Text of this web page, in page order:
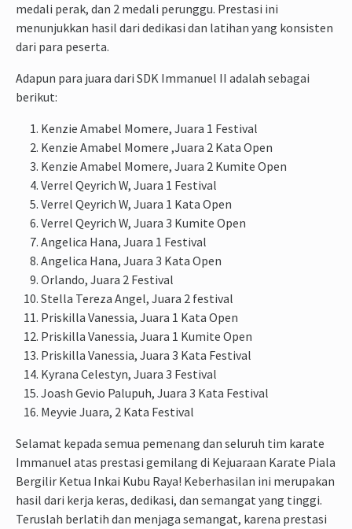
medali perak, dan 2 medali perunggu. Prestasi ini
menunjukkan hasil dari dedikasi dan latihan yang konsisten
dari para peserta.
Adapun para juara dari SDK Immanuel II adalah sebagai
berikut:
Kenzie Amabel Momere, Juara 1 Festival
Kenzie Amabel Momere ,Juara 2 Kata Open
Kenzie Amabel Momere, Juara 2 Kumite Open
Verrel Qeyrich W, Juara 1 Festival
Verrel Qeyrich W, Juara 1 Kata Open
Verrel Qeyrich W, Juara 3 Kumite Open
Angelica Hana, Juara 1 Festival
Angelica Hana, Juara 3 Kata Open
Orlando, Juara 2 Festival
Stella Tereza Angel, Juara 2 festival
Priskilla Vanessia, Juara 1 Kata Open
Priskilla Vanessia, Juara 1 Kumite Open
Priskilla Vanessia, Juara 3 Kata Festival
Kyrana Celestyn, Juara 3 Festival
Joash Gevio Palupuh, Juara 3 Kata Festival
Meyvie Juara, 2 Kata Festival
Selamat kepada semua pemenang dan seluruh tim karate
Immanuel atas prestasi gemilang di Kejuaraan Karate Piala
Bergilir Ketua Inkai Kubu Raya! Keberhasilan ini merupakan
hasil dari kerja keras, dedikasi, dan semangat yang tinggi.
Teruslah berlatih dan menjaga semangat, karena prestasi